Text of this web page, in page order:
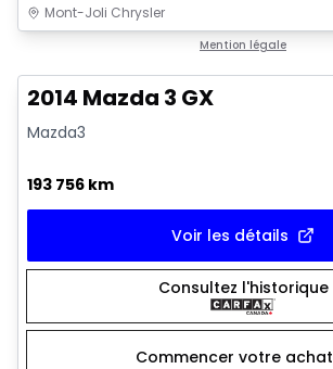
Mont-Joli Chrysler
Mention légale
2014 Mazda 3 GX
Mazda3
193 756 km
Voir les détails
Consultez l'historique
Commencer votre achat